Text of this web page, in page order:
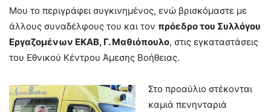
Μου το περιγράφει συγκινημένος, ενώ βρισκόμαστε με
άλλους συναδέλφους του και τον πρόεδρο του Συλλόγου
Εργαζομένων ΕΚΑΒ, Γ. Μαθιόπουλο, στις εγκαταστάσεις
του Εθνικού Κέντρου Άμεσης Βοήθειας.
Στο προαύλιο στέκονται
καμιά πενηνταριά